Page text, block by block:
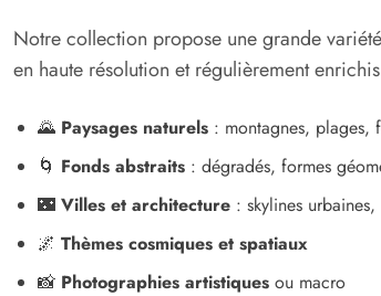
Notre collection propose une grande
en haute résolution et régulièrement
🌄 Paysages naturels : montagnes, plages,
🌀 Fonds abstraits : dégradés, formes
🌃 Villes et architecture : skylines
🌌 Thèmes cosmiques et spatiaux
📸 Photographies artistiques ou macro